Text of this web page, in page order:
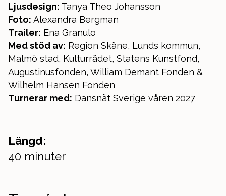
Ljusdesign: Tanya Theo Johansson
Foto: Alexandra Bergman
Trailer: Ena Granulo
Med stöd av: Region Skåne, Lunds kommun,
Malmö stad, Kulturrådet, Statens Kunstfond,
Augustinusfonden, William Demant Fonden &
Wilhelm Hansen Fonden
Turnerar med: Dansnät Sverige våren 2027
Längd:
40 minuter